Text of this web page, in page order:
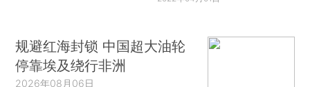
规避红海封锁 中国超大油轮
停靠埃及绕行非洲
2026年08月06日